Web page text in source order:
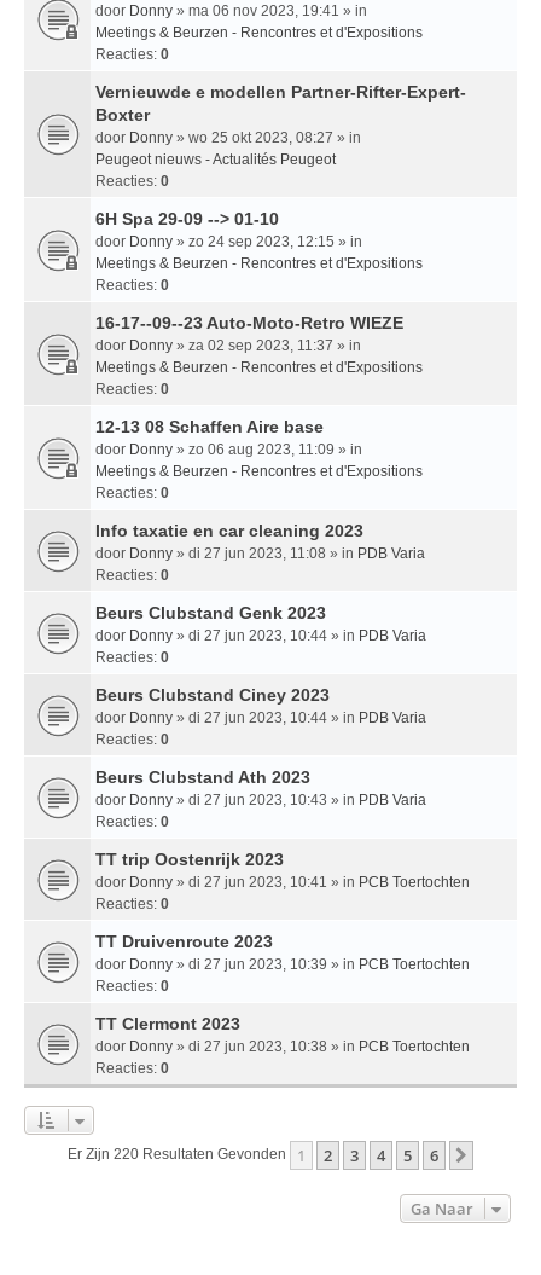
door Donny » ma 06 nov 2023, 19:41 » in
Meetings & Beurzen - Rencontres et d'Expositions
Reacties: 0
Vernieuwde e modellen Partner-Rifter-Expert-
Boxter
door Donny » wo 25 okt 2023, 08:27 » in
Peugeot nieuws - Actualités Peugeot
Reacties: 0
6H Spa 29-09 --> 01-10
door Donny » zo 24 sep 2023, 12:15 » in
Meetings & Beurzen - Rencontres et d'Expositions
Reacties: 0
16-17--09--23 Auto-Moto-Retro WIEZE
door Donny » za 02 sep 2023, 11:37 » in
Meetings & Beurzen - Rencontres et d'Expositions
Reacties: 0
12-13 08 Schaffen Aire base
door Donny » zo 06 aug 2023, 11:09 » in
Meetings & Beurzen - Rencontres et d'Expositions
Reacties: 0
Info taxatie en car cleaning 2023
door Donny » di 27 jun 2023, 11:08 » in PDB Varia
Reacties: 0
Beurs Clubstand Genk 2023
door Donny » di 27 jun 2023, 10:44 » in PDB Varia
Reacties: 0
Beurs Clubstand Ciney 2023
door Donny » di 27 jun 2023, 10:44 » in PDB Varia
Reacties: 0
Beurs Clubstand Ath 2023
door Donny » di 27 jun 2023, 10:43 » in PDB Varia
Reacties: 0
TT trip Oostenrijk 2023
door Donny » di 27 jun 2023, 10:41 » in PCB Toertochten
Reacties: 0
TT Druivenroute 2023
door Donny » di 27 jun 2023, 10:39 » in PCB Toertochten
Reacties: 0
TT Clermont 2023
door Donny » di 27 jun 2023, 10:38 » in PCB Toertochten
Reacties: 0
Er Zijn 220 Resultaten Gevonden 1 2 3 4 5 6
Ga Naar